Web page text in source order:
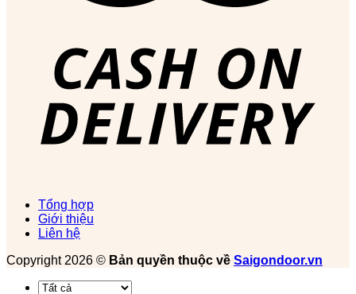
Tổng hợp
Giới thiệu
Liên hệ
Copyright 2026 © Bản quyền thuộc về Saigondoor.vn